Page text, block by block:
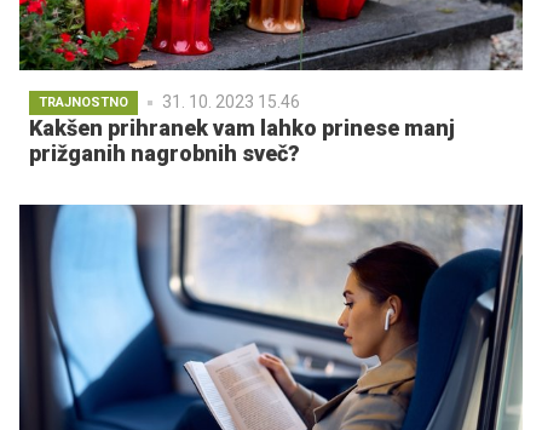
TRAJNOSTNO 31. 10. 2023 15.46
Kakšen prihranek vam lahko prinese manj
prižganih nagrobnih sveč?